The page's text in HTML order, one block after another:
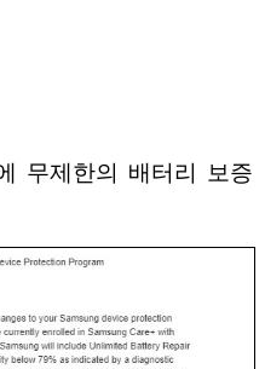
무제한의 배터리 보증